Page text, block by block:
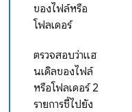
ของไฟล์หรือ
โฟลเดอร์
ตรวจสอบว่าแฮ
นเดิลของไฟล์
หรือโฟลเดอร์ 2
รายการชี้ไปยัง